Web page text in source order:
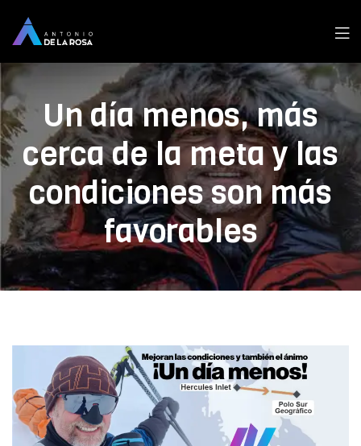
Un día menos, más
cerca de la meta y las
condiciones son más
favorables